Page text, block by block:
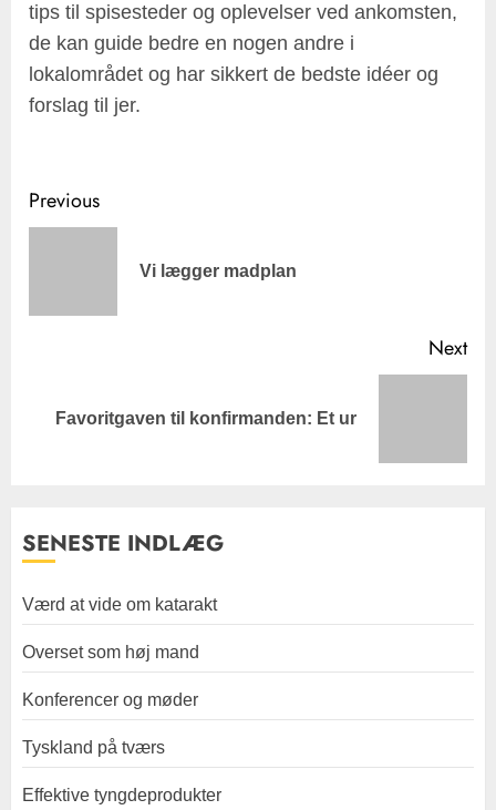
tips til spisesteder og oplevelser ved ankomsten,
de kan guide bedre en nogen andre i
lokalområdet og har sikkert de bedste idéer og
forslag til jer.
Post
Previous
Vi lægger madplan
Next
NextFavoritgaven til konfirmanden: Et ur
SENESTE INDLÆG
Værd at vide om katarakt
Overset som høj mand
Konferencer og møder
Tyskland på tværs
Effektive tyngdeprodukter